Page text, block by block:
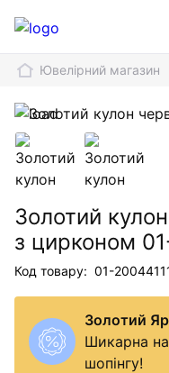
Ювелірний магазин
Золотий
з цирконом
Код товару: 01-
Золотий
Шикарна
шопінгу!